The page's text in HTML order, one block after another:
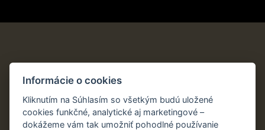
Informácie o cookies
Kliknutím na Súhlasím so všetkým budú uložené
cookies funkčné, analytické aj marketingové –
dokážeme vám tak umožniť pohodlné používanie